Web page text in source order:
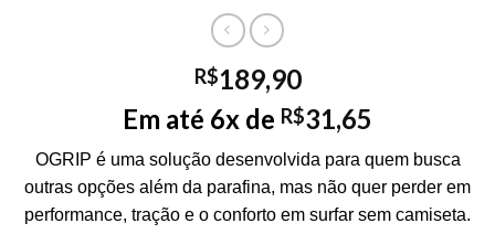
R$189,90
Em até 6x de R$31,65
OGRIP é uma solução desenvolvida para quem busca
outras opções além da parafina, mas não quer perder em
performance, tração e o conforto em surfar sem camiseta.